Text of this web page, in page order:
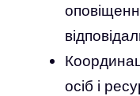
осіб і